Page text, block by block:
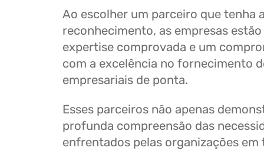
Ao escolher um parceiro que tenha
reconhecimento, as empresas
expertise comprovada e um
com a excelência no fornecimento
empresariais de ponta.
Esses parceiros não apenas
profunda compreensão das
enfrentados pelas organizações em